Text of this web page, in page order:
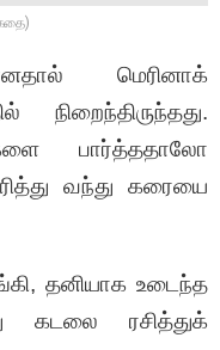
மெரினாக்
பார்த்ததாலோ
வந்து கரையை
தனியாக உடைந்த
கடலை ரசித்துக்